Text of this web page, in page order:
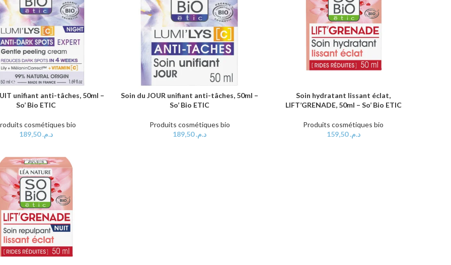
PANIER
unifiant anti-tâches, 50ml –
So’ Bio ETIC
cosmétiques bio
د.م.189,50
AJOUTER AU PANIER
Soin du JOUR unifiant anti-tâches, 50ml –
So’ Bio ETIC
Produits cosmétiques bio
د.م.189,50
AJOUTER AU PANIER
Soin hydratant lissant éclat,
LIFT’GRENADE, 50ml – So’ Bio ETIC
Produits cosmétiques bio
د.م.159,50